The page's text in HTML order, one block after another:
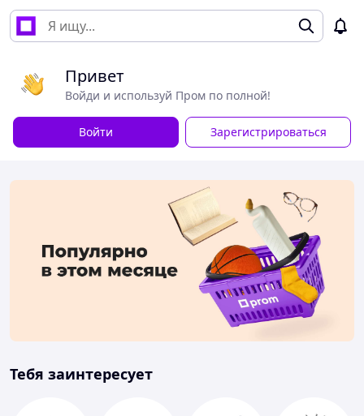
Привет
Войди и используй Пром по полной!
Войти Зарегистрироваться
Тебя заинтересует